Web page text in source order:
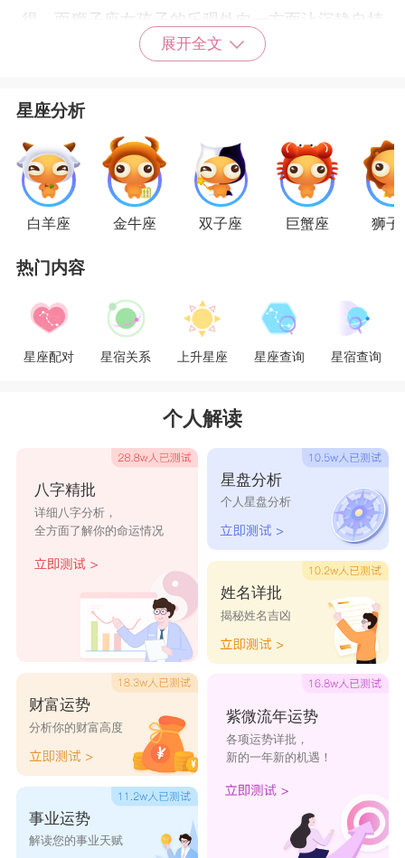
得。而 狮子座
女孩子的乐观外向一方面让沉静自持
的处女男感到恐慌，另一方面又不愿意撒手。一旦
但是如果没在一起，那就是典型的爱情悲剧了。
射手男和双子女：“兄弟变情侣”
射手男和双子女是真的很玩儿得来的组合，他
神奇的是这一对永远都能在对方面前有着新鲜感，
他们一开始可能是因为兴趣走到一起的好朋友，但
是只需要一颗小小的火星，双方马上就能跟友情说
再见，迎来爱情的美好了!
天秤男和摩羯女：“浪子回头和扮猪吃老虎”
天秤男“中央空调”的属性已经众人皆知，但是
摩羯女扮猪吃老虎也丝毫不逊色。想想看吧，一向
风流成自然的天秤男处处留情，却不小心惹到了默
默无闻看起来丝毫不起眼的摩羯女，会是什么后
果?小身体也有大能量，天秤男只能乖乖投降。
星座乐原创文章，转载需注明出处
展开全文
星座分析
白羊座 金牛座 双子座 巨蟹座 狮子
热门内容
星座配对 星宿关系 上升星座 星座查询 星宿查询
个人解读
八字精批
详细八字分析，
全方面了解你的命运情况
财富运势
分析你的财富高度
事业运势
解读您的事业天赋
星盘分析
个人星盘分析
姓名详批
揭秘姓名吉凶
紫微流年运势
各项运势详批，
新的一年新的机遇！